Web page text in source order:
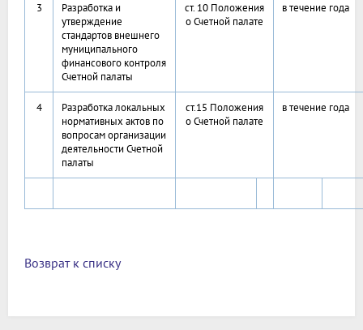
3
Разработка и
утверждение
стандартов внешнего
муниципального
финансового контроля
Счетной палаты
ст. 10 Положения
о Счетной палате
в течение года
4
Разработка локальных
нормативных актов по
вопросам организации
деятельности Счетной
палаты
ст.15 Положения
о Счетной палате
в течение года
Возврат к списку